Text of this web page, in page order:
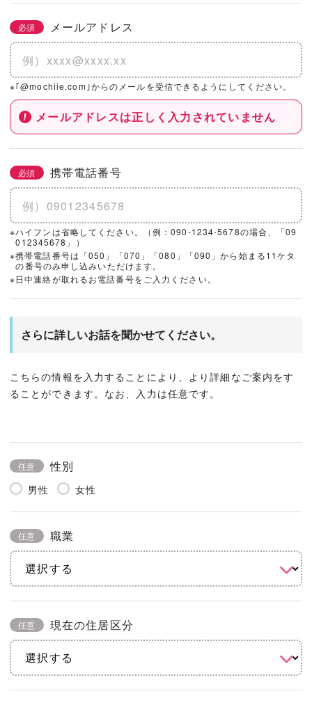
必須 メールアドレス
※｢@mochiie.com｣からのメールを受信できるようにしてください。
メールアドレスは正しく入力されていません
必須 携帯電話番号
※ハイフンは省略してください。（例：090-1234-5678の場合、「09
012345678」）
※携帯電話番号は「050」「070」「080」「090」から始まる11ケタ
の番号のみ申し込みいただけます。
※日中連絡が取れるお電話番号をご入力ください。
さらに詳しいお話を聞かせてください。
こちらの情報を入力することにより、より詳細なご案内をす
ることができます。なお、入力は任意です。
任意 性別
男性 女性
任意 職業
任意 現在の住居区分